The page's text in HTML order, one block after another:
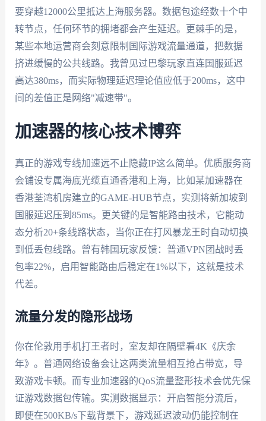
要穿越12000公里抵达上海服务器。数据包途经数十个中
转节点，任何环节的拥堵都会产生延迟。更棘手的是，
某些本地运营商会刻意限制国际游戏流量通道，把数据
挤进缓慢的公共线路。我曾见过巴黎玩家直连国服延迟
高达380ms，而实际物理延迟理论值应低于200ms，这中
间的差值正是网络"减速带"。
加速器的核心技术博弈
真正的游戏专线加速远不止隐藏IP这么简单。优质服务商
会铺设专属海底光缆直通香港和上海，比如某加速器在
香港荃湾机房建立的GAME-HUB节点，实测将新加坡到
国服延迟压到85ms。更关键的是智能路由技术，它能动
态分析20+条线路状态，当你正在打风暴龙王时自动切换
到低丢包线路。曾有韩国玩家反馈：普通VPN团战时丢
包率22%，启用智能路由后稳定在1%以下，这就是技术
代差。
流量分发的隐形战场
你在伦敦用手机打王者时，室友却在隔壁看4K《庆余
年》。普通网络设备会让这两类流量相互抢占带宽，导
致游戏卡顿。而专业加速器的QoS流量整形技术会优先保
证游戏数据包传输。实测数据显示：开启智能分流后，
即便在500KB/s下载背景下，游戏延迟波动仍能控制在